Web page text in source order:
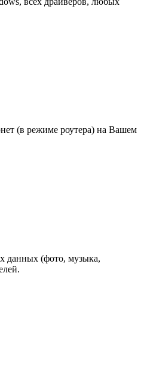
(в режиме роутера) на Вашем
данных (фото, музыка,